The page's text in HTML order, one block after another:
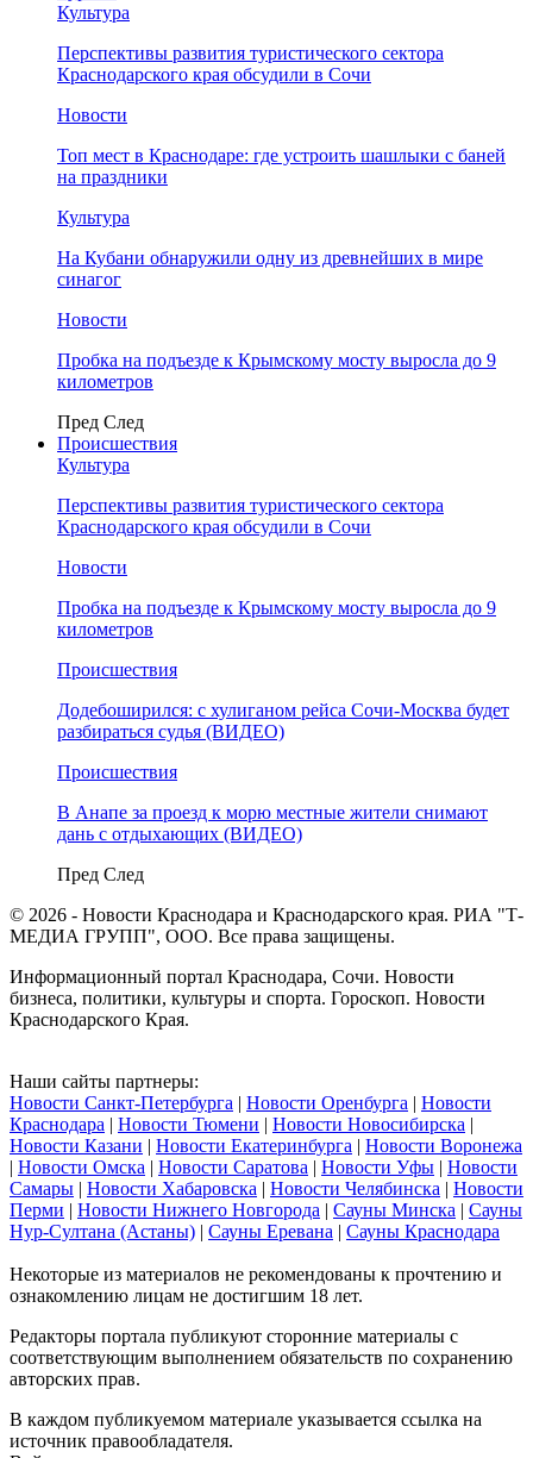
Культура
Перспективы развития туристического сектора
Краснодарского края обсудили в Сочи
Новости
Топ мест в Краснодаре: где устроить шашлыки с баней
на праздники
Культура
На Кубани обнаружили одну из древнейших в мире
синагог
Новости
Пробка на подъезде к Крымскому мосту выросла до 9
километров
Пред След
Происшествия
Культура
Перспективы развития туристического сектора
Краснодарского края обсудили в Сочи
Новости
Пробка на подъезде к Крымскому мосту выросла до 9
километров
Происшествия
Додебоширился: с хулиганом рейса Сочи-Москва будет
разбираться судья (ВИДЕО)
Происшествия
В Анапе за проезд к морю местные жители снимают
дань с отдыхающих (ВИДЕО)
Пред След
© 2026 - Новости Краснодара и Краснодарского края. РИА "Т-
МЕДИА ГРУПП", ООО. Все права защищены.
Информационный портал Краснодара, Сочи. Новости
бизнеса, политики, культуры и спорта. Гороскоп. Новости
Краснодарского Края.
Наши сайты партнеры:
Новости Санкт-Петербурга | Новости Оренбурга | Новости
Краснодара | Новости Тюмени | Новости Новосибирска |
Новости Казани | Новости Екатеринбурга | Новости Воронежа
| Новости Омска | Новости Саратова | Новости Уфы | Новости
Самары | Новости Хабаровска | Новости Челябинска | Новости
Перми | Новости Нижнего Новгорода | Сауны Минска | Сауны
Нур-Султана (Астаны) | Сауны Еревана | Сауны Краснодара
Некоторые из материалов не рекомендованы к прочтению и
ознакомлению лицам не достигшим 18 лет.
Редакторы портала публикуют сторонние материалы с
соответствующим выполнением обязательств по сохранению
авторских прав.
В каждом публикуемом материале указывается ссылка на
источник правообладателя.